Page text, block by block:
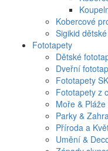
Kobercové
Sigikid
Fototapety
Dětské
Dveřní
Fototapety
Fototapety z
Moře & Pláže
Parky &
Příroda a
Umění &